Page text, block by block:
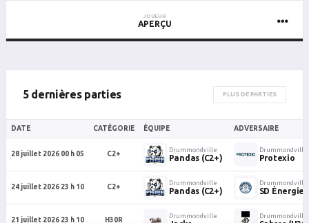
JOUEUR
APERÇU
5 dernières parties PLUS DE PARTIES
DATE CATÉGORIE ÉQUIPE ADVERSAIRE
28 juillet 2026 00 h 05 C2+
Drummondville
Pandas (C2+)
Drummondville
Protexio
24 juillet 2026 23 h 10 C2+
Drummondville
Pandas (C2+)
Drummondville
SD Énergie
21 juillet 2026 23 h 10 H30R
Drummondville Drummondville